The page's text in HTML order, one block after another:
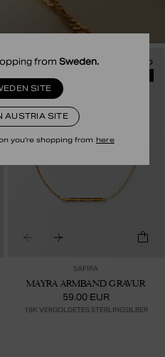
from Sweden.
SITE
AUSTRIA SITE
you're shopping from here
RECYCLED
SAFIRA
MAYRA ARMBAND GRAVUR
59.00 EUR
18K VERGOLDETES STERLINGSILBER